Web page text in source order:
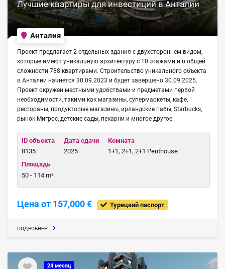
Лучшие квартиры для инвестиций в Анталии
Анталия
Проект предлагает 2 отдельных здания c двухстороннем видом,
которые имеют уникальную архитектуру с 10 этажами и в общей
сложности 788 квартирами. Строительство уникального объекта
в Анталии начнется 30.09.2023 и будет завершено 30.09.2025.
Проект окружен местными удобствами и предметами первой
необходимости, такими как магазины, супермаркеты, кафе,
рестораны, продуктовые магазины, ирландские пабы, Starbucks,
рынок Мигрос, детские сады, пекарни и многое другое.
ID объекта
8135
Дата сдачи
2025
Комната
1+1, 2+1, 2+1 Penthouse
Площадь
50 - 114 m²
Цена от 157,000 € Турецкий паспорт
ПОДРОБНЕЕ
24 месяц